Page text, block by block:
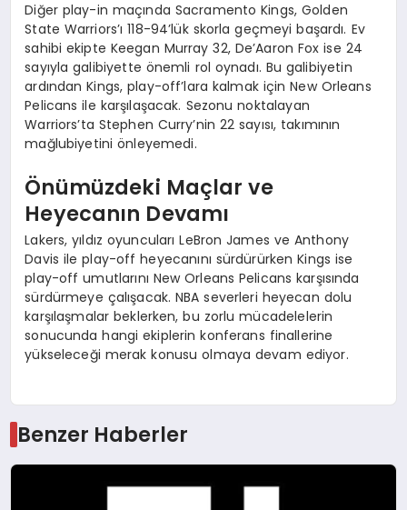
Diğer play-in maçında Sacramento Kings, Golden
State Warriors’ı 118-94’lük skorla geçmeyi başardı. Ev
sahibi ekipte Keegan Murray 32, De’Aaron Fox ise 24
sayıyla galibiyette önemli rol oynadı. Bu galibiyetin
ardından Kings, play-off’lara kalmak için New Orleans
Pelicans ile karşılaşacak. Sezonu noktalayan
Warriors’ta Stephen Curry’nin 22 sayısı, takımının
mağlubiyetini önleyemedi.
Önümüzdeki Maçlar ve
Heyecanın Devamı
Lakers, yıldız oyuncuları LeBron James ve Anthony
Davis ile play-off heyecanını sürdürürken Kings ise
play-off umutlarını New Orleans Pelicans karşısında
sürdürmeye çalışacak. NBA severleri heyecan dolu
karşılaşmalar beklerken, bu zorlu mücadelelerin
sonucunda hangi ekiplerin konferans finallerine
yükseleceği merak konusu olmaya devam ediyor.
Benzer Haberler